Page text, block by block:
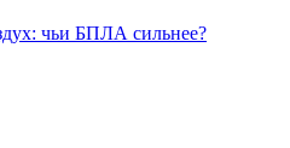
чьи БПЛА сильнее?